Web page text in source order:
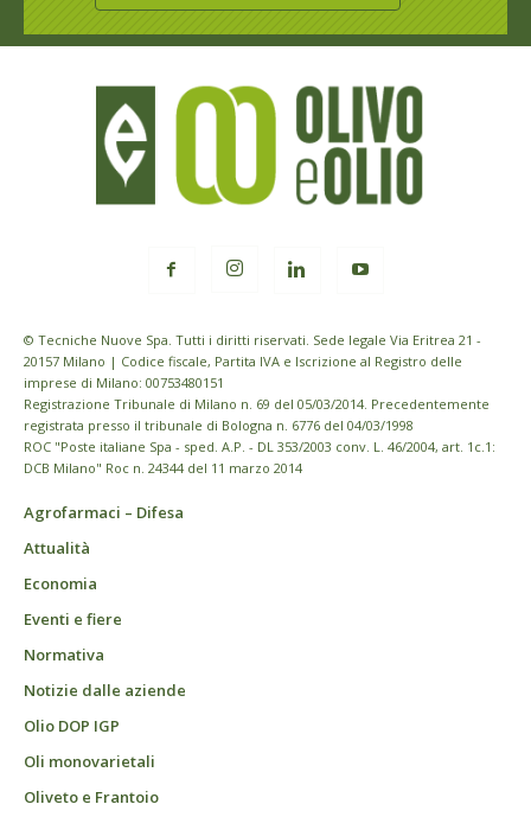
© Tecniche Nuove Spa. Tutti i diritti riservati. Sede legale Via Eritrea 21 -
20157 Milano | Codice fiscale, Partita IVA e Iscrizione al Registro delle
imprese di Milano: 00753480151
Registrazione Tribunale di Milano n. 69 del 05/03/2014. Precedentemente
registrata presso il tribunale di Bologna n. 6776 del 04/03/1998
ROC "Poste italiane Spa - sped. A.P. - DL 353/2003 conv. L. 46/2004, art. 1c.1:
DCB Milano" Roc n. 24344 del 11 marzo 2014
Agrofarmaci – Difesa
Attualità
Economia
Eventi e fiere
Normativa
Notizie dalle aziende
Olio DOP IGP
Oli monovarietali
Oliveto e Frantoio